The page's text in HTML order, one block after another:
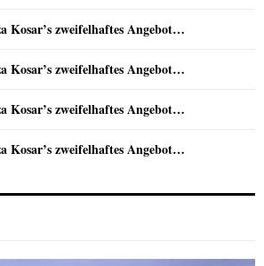
Kosar’s zweifelhaftes Angebot…
Kosar’s zweifelhaftes Angebot…
Kosar’s zweifelhaftes Angebot…
Kosar’s zweifelhaftes Angebot…